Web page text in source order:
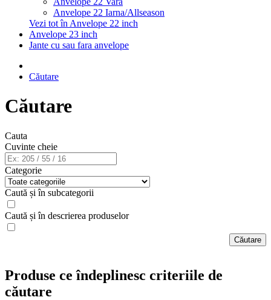
Anvelope 22 Iarna/Allseason
Vezi tot în Anvelope 22 inch
Anvelope 23 inch
Jante cu sau fara anvelope
Căutare
Căutare
Cauta
Cuvinte cheie
Categorie
Caută și în subcategorii
Caută și în descrierea produselor
Produse ce îndeplinesc criteriile de
căutare